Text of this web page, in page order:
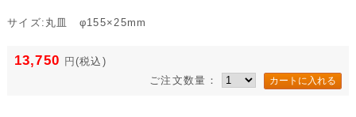
サイズ:丸皿 φ155×25mm
13,750 円 (税込)
ご注文数量：